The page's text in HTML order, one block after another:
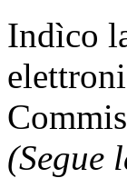
Indìco
(Segue